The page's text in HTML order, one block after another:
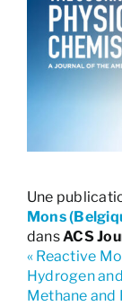
Une
Mons
dansACS
« Reactive
Hydrogen
Methane and